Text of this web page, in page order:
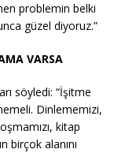
problemin belki
güzel diyoruz.”
VARSA
söyledi: “İşitme
Dinlememizi,
kitap
birçok alanını